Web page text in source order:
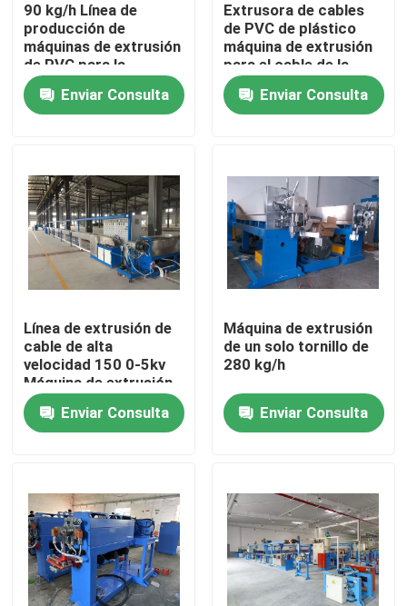
En casa
Los vídeos
Sobre nosotros
Control de calidad
Contacta con nosotros
Máquina de extrusión de cables
Máquina de extrusión de alambre
90 kg/h Línea de
producción de
máquinas de extrusión
de PVC para la
fabricación de cables
Enviar Consulta
Extrusora de cables
de PVC de plástico
máquina de extrusión
para el cable de la
casa 1.5 2.5
Enviar Consulta
Línea de extrusión de
cable de alta
velocidad 150 0-5kv
Máquina de extrusión
de PVC / PE para 4 *
300 Enviar Consulta
Máquina de extrusión
de un solo tornillo de
280 kg/h
Enviar Consulta